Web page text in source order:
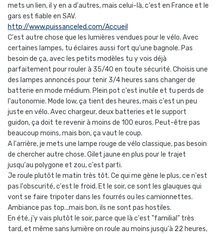
mets un lien, il y en a d'autres, mais celui-là, c'est en France et le
gars est fiable en SAV.
http://www.puissanceled.com/Accueil
C'est autre chose que les lumières vendues pour le vélo. Avec
certaines lampes, tu éclaires aussi fort qu'une bagnole. Pas
besoin de ça, avec les petits modèles tu y vois déjà
parfaitement pour rouler à 35/40 en toute sécurité. Choisis une
des lampes annoncés pour tenir 3/4 heures sans changer de
batterie en mode médium. Plein pot c'est inutile et tu perds de
l'autonomie. Mode low, ça tient des heures, mais c'est un peu
juste en vélo. Avec chargeur, deux batteries et le support
guidon, ça doit te revenir à moins de 100 euros. Peut-être pas
beaucoup moins, mais bon, ça vaut le coup.
A l'arrière, je mets une lampe rouge de vélo classique, pas besoin
de chercher autre chose. Gilet jaune en plus pour le trajet
jusqu'au polygone et zou, c'est parti.
Je roule plutôt le matin très tôt. Ce qui me gène le plus, ce n'est
pas l'obscurité, c'est le froid. Et le soir, ce sont les glauques qui
vont se faire tripoter dans les fourrés ou les camionnettes.
Ambiance pas top...mais bon, ils ne sont pas hostiles.
En été, j'y vais plutôt le soir, parce que là c'est "familial" très
tard, et même sans lumière on roule au moins jusqu'à 22 heures,